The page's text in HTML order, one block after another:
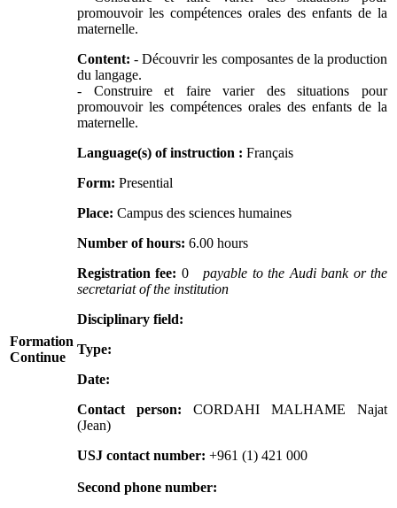
Formation
Continue
promouvoir les compétences orales des enfants de la
maternelle.
Content:- Découvrir les composantes de la production
du langage.
- Construire et faire varier des situations pour
promouvoir les compétences orales des enfants de la
maternelle.
Language(s) of instruction : Français
Form: Presential
Place: Campus des sciences humaines
Number of hours: 6.00 hours
Registration fee: 0payable to the Audi bank or the
secretariat of the institution
Disciplinary field:
Type:
Date:
Contact person: CORDAHI MALHAME Najat
(Jean)
USJ contact number: +961 (1) 421 000
Second phone number: